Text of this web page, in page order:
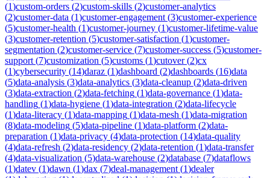
(1)custom-orders (2)custom-skills (2)customer-analytics
(2)customer-data (1)customer-engagement (3)customer-experience
(5)customer-health (1)customer-journey (1)customer-lifetime-value
(3)customer-retention (5)customer-satisfaction (1)customer-
segmentation (2)customer-service (7)customer-success (5)customer-
support (7)customization (5)customs (1)cutover(2)cx
(1)cybersecurity (14)daraz (1)dashboard (2)dashboards (16)data
(5)data-analysis (3)data-analytics (3)data-cleanup (2)data-driven
(3)data-extraction (2)data-fetching (1)data-governance (1)data-
handling (1)data-hygiene (1)data-integration (2)data-lifecycle
(1)data-literacy (1)data-mapping (1)data-mesh (1)data-migration
(8)data-modeling (5)data-pipeline (1)data-platform (2)data-
preparation (1)data-privacy (4)data-protection (14)data-quality
(4)data-refresh (2)data-residency (2)data-retention (1)data-transfer
(4)data-visualization (5)data-warehouse (2)database (7)dataflows
(1)datev (1)dawn (1)dax (7)deal-management (1)dealer